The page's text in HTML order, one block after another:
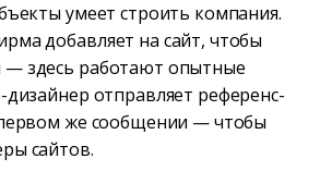
умеет строить компания.
добавляет на сайт, чтобы
здесь работают опытные
отправляет референс-
же сообщении — чтобы
сайтов.